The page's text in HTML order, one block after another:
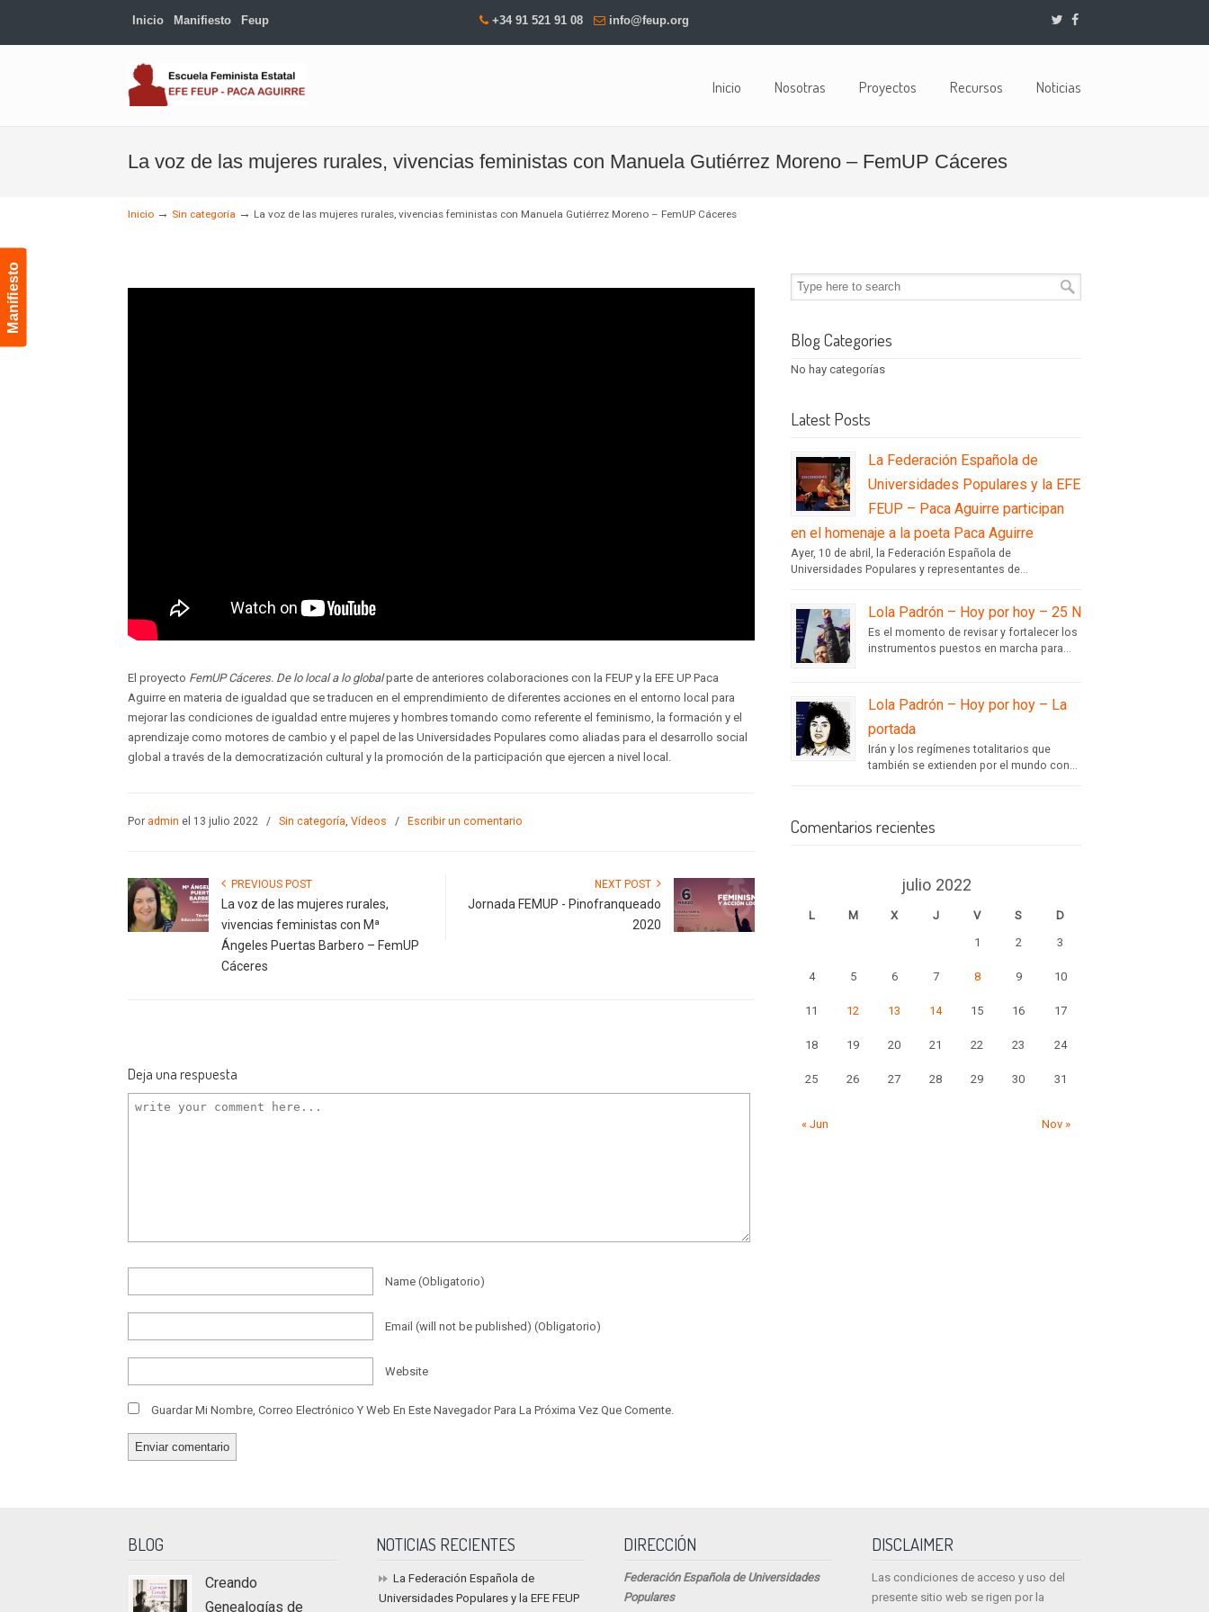
Manifiesto
Inicio Manifiesto Feup +34 91 521 91 08 info@feup.org
Inicio Nosotras Proyectos Recursos
Noticias
Navigation
La voz de las mujeres rurales, vivencias feministas con Manuela Gutiérrez Moreno – FemUP Cáceres
Inicio → Sin categoría → La voz de las mujeres rurales, vivencias feministas con Manuela Gutiérrez Moreno – FemUP Cáceres
El proyecto FemUP Cáceres. De lo local a lo globalparte de anteriores colaboraciones con la FEUP y la EFE UP Paca
Aguirre en materia de igualdad que se traducen en el emprendimiento de diferentes acciones en el entorno local para
mejorar las condiciones de igualdad entre mujeres y hombres tomando como referente el feminismo, la formación y el
aprendizaje como motores de cambio y el papel de las Universidades Populares como aliadas para el desarrollo social
global a través de la democratización cultural y la promoción de la participación que ejercen a nivel local.
Por admin el 13 julio 2022 / Sin categoría, Vídeos / Escribir un comentario
PREVIOUS POST
La voz de las mujeres rurales,
vivencias feministas con Mª
Ángeles Puertas Barbero – FemUP
Cáceres
NEXT POST
Jornada FEMUP - Pinofranqueado
2020
Deja una respuesta
Name (obligatorio)
Email (will not be published) (obligatorio)
Website
Guardar Mi Nombre, Correo Electrónico Y Web En Este Navegador Para La Próxima Vez Que Comente.
Blog Categories
No hay categorías
Latest Posts
La Federación Española de
Universidades Populares y la EFE
FEUP – Paca Aguirre participan
en el homenaje a la poeta Paca Aguirre
Ayer, 10 de abril, la Federación Española de
Universidades Populares y representantes de...
Lola Padrón – Hoy por hoy – 25 N
Es el momento de revisar y fortalecer los
instrumentos puestos en marcha para...
Lola Padrón – Hoy por hoy – La
portada
Irán y los regímenes totalitarios que
también se extienden por el mundo con...
Comentarios recientes
julio 2022
L M X J V S
D
1
2 3
4 5 6 7 8 9 10
11 12 13 14 15 16 17
18 19 20 21 22 23 24
25 26 27 28 29 30 31
« Jun Nov »
BLOG
Creando
Genealogías de
NOTICIAS RECIENTES
La Federación Española de
Universidades Populares y la EFE FEUP
DIRECCIÓN
Federación Española de Universidades
Populares
DISCLAIMER
Las condiciones de acceso y uso del
presente sitio web se rigen por la